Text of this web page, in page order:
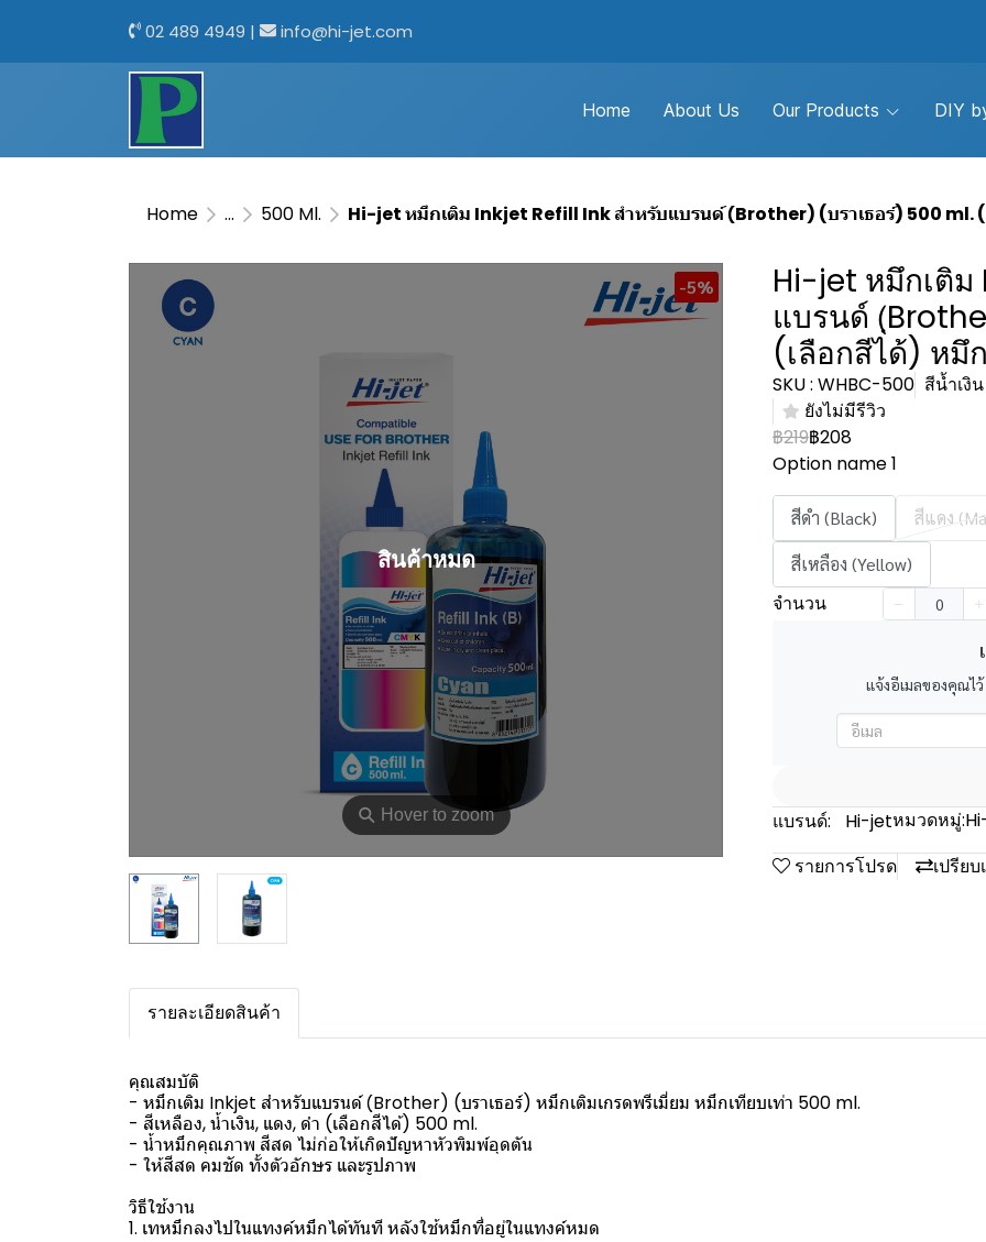
02 489 4949 | info@hi-jet.com
Home About Us Our Products DIY
Home ... 500 Ml. Hi-jet หมึกเติม Inkjet Refill Ink สำหรับแบรนด์ (ฺBrother) (บราเธอร์) 500 ml. (
⚲ Hover to zoom
-5%
สินค้าหมด
Hi-jet หมึกเติม
แบรนด์ (ฺ
(เลือกสีได้) หมึ
SKU : WHBC-500 สีน้ำเงิ
ยังไม่มีรีวิว
฿219฿208
Option name 1
สีดำ (Black) สีแดง
สีเหลือง (Yellow)
จำนวน
แจ้งอีเมลของคุณไ
แบรนด์:
Hi-jetหมวดหมู่:
รายการโปรด
เปรียบ
รายละเอียดสินค้า
คุณสมบัติ
- หมึกเติม Inkjet สำหรับแบรนด์ (ฺBrother) (บราเธอร์) หมึกเติมเกรดพรีเมี่ยม หมึกเทียบเท่า 500 ml.
- สีเหลือง, น้ำเงิน, แดง, ดำ (เลือกสีได้) 500 ml.
- น้ำหมึกคุณภาพ สีสด ไม่ก่อให้เกิดปัญหาหัวพิมพ์อุดตัน
- ให้สีสด คมชัด ทั้งตัวอักษร และรูปภาพ
วิธีใช้งาน
1. เทหมึกลงไปในแทงค์หมึกได้ทันที หลังใช้หมึกที่อยู่ในแทงค์หมด